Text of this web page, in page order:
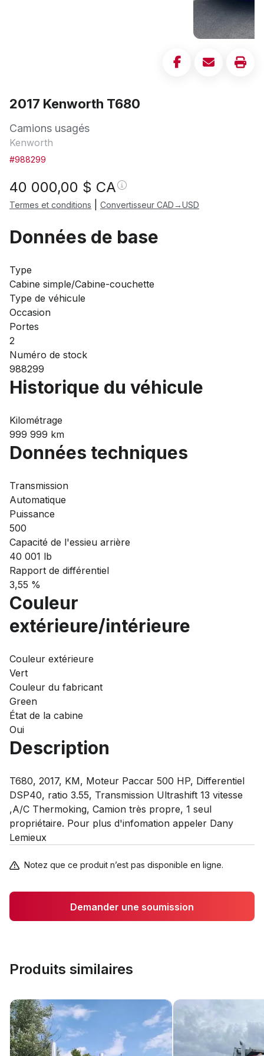
2017 Kenworth T680
Camions usagés
Kenworth
#988299
40 000,00 $ CA
Termes et conditions Convertisseur CAD→USD
Données de base
Type
Cabine simple/Cabine-couchette
Type de véhicule
Occasion
Portes
2
Numéro de stock
988299
Historique du véhicule
Kilométrage
999 999 km
Données techniques
Transmission
Automatique
Puissance
500
Capacité de l'essieu arrière
40 001 lb
Rapport de différentiel
3,55 %
Couleur
extérieure/intérieure
Couleur extérieure
Vert
Couleur du fabricant
Green
État de la cabine
Oui
Description
T680, 2017, KM, Moteur Paccar 500 HP, Differentiel
DSP40, ratio 3.55, Transmission Ultrashift 13 vitesse
,A/C Thermoking, Camion très propre, 1 seul
propriétaire. Pour plus d'infomation appeler Dany
Lemieux
Notez que ce produit n’est pas disponible en ligne.
Demander une soumission
Produits similaires